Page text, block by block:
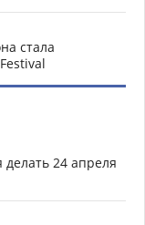
стала
24 апреля